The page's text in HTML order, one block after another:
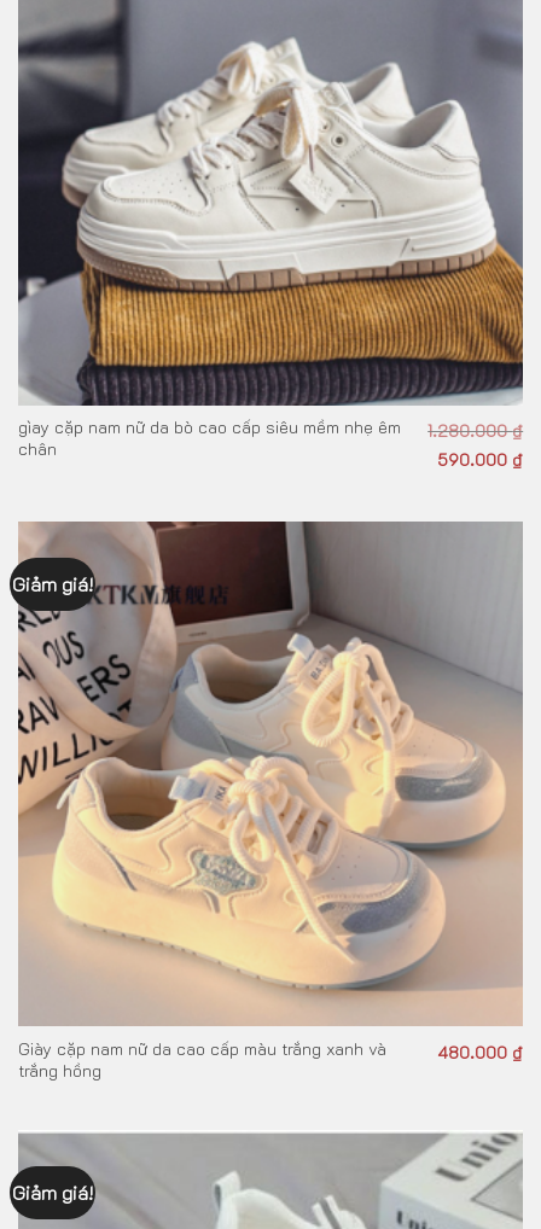
gìay cặp nam nữ da bò cao cấp siêu mềm nhẹ êm
chân
1.280.000₫
590.000 ₫
Giảm giá!
Giày cặp nam nữ da cao cấp màu trắng xanh và
trắng hồng
480.000 ₫
Giảm giá!